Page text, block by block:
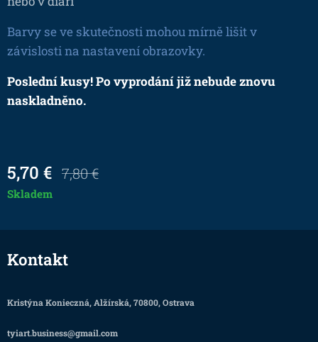
Barvy se ve skutečnosti mohou mírně lišit v
závislosti na nastavení obrazovky.
Poslední kusy! Po vyprodání již nebude znovu
naskladněno.
5,70 € 7,80€
Skladem
Kontakt
Kristýna Konieczná, Alžírská, 70800, Ostrava
tyiart.business@gmail.com